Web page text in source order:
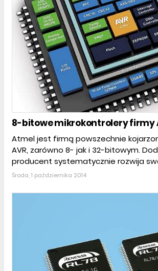
8-bitowe mikrokontrolery firmy
Atmel jest firmą powszechnie
AVR, zarówno 8- jak i 32-bitowym.
producent systematycznie rozwija
Środa, 1 października 2014